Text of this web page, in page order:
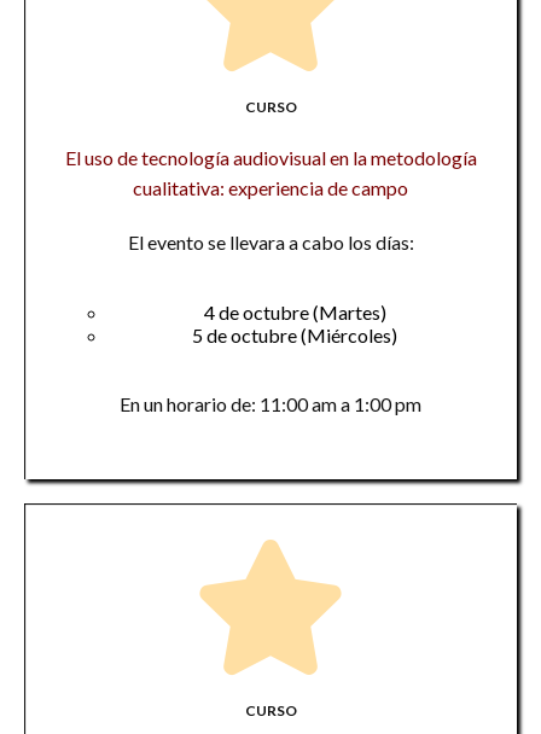
CURSO
El uso de tecnología audiovisual en la metodología
cualitativa: experiencia de campo
El evento se llevara a cabo los días:
4 de octubre (Martes)
5 de octubre (Miércoles)
En un horario de: 11:00 am a 1:00 pm
CURSO